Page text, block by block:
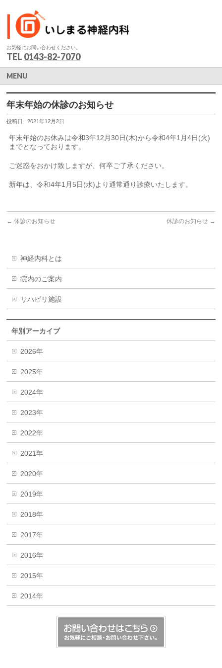
お気軽にお問い合わせください。
TEL 0143-82-7070
MENU
年末年始の休診のお知らせ
投稿日 : 2021年12月2日
年末年始のお休みは令和3年12月30日(木)から令和4年1月4日(火)
までとなっております。
ご迷惑をおかけ致しますが、何卒ご了承ください。
新年は、令和4年1月5日(水)より通常通り診療いたします。
← 休診のお知らせ 休診のお知らせ →
神経内科とは
院内のご案内
リハビリ施設
年別アーカイブ
2026年
2025年
2024年
2023年
2022年
2021年
2020年
2019年
2018年
2017年
2016年
2015年
2014年